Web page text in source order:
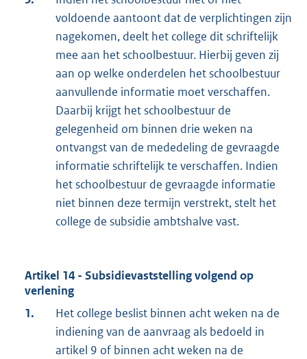
voldoende aantoont dat de verplichtingen zijn
nagekomen, deelt het college dit schriftelijk
mee aan het schoolbestuur. Hierbij geven zij
aan op welke onderdelen het schoolbestuur
aanvullende informatie moet verschaffen.
Daarbij krijgt het schoolbestuur de
gelegenheid om binnen drie weken na
ontvangst van de mededeling de gevraagde
informatie schriftelijk te verschaffen. Indien
het schoolbestuur de gevraagde informatie
niet binnen deze termijn verstrekt, stelt het
college de subsidie ambtshalve vast.
Artikel 14 - Subsidievaststelling volgend op
verlening
1.
Het college beslist binnen acht weken na de
indiening van de aanvraag als bedoeld in
artikel 9 of binnen acht weken na de